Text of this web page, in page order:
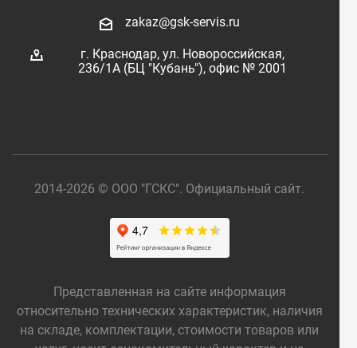
zakaz@gsk-servis.ru
г. Краснодар, ул. Новороссийская,
236/1А (БЦ "Кубань"), офис № 2001
2014-2026 © ООО "ГСКС". Официальный сайт.
Представленная на сайте информация
относительно технических характеристик, наличия
на складе, комплектации, стоимости товаров или